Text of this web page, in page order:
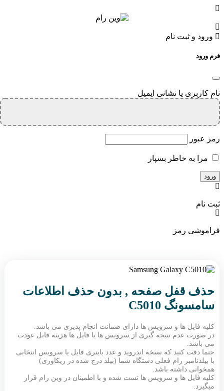
ورود و ثبت نام
فرم ورود
نام کاربری یا نشانی ایمیل
رمز عبور
مرا به خاطر بسپار
ثبت نام
فراموشی رمز
حذف قفل صفحه , بدون حذف اطلاعات
سامسونگ C5010
کلیه فایل ها و سرویس ها دارای ضمانت انجام پذیری می باشد.
در صورت عدم نتیجه گیری از سرویس ها یا فایل ها هزینه قابل عودت
می باشد.
حتما دقت کنید که نسخه اندروید و عدد باینری فایل یا سرویس انتخابی
با بیلدنامبر رام فعلی دستگاه شما (بیلد درج شده در ریکاوری)
همخوانی داشته باشد.
کلیه فایل ها و سرویس ها تست شده و با اطمینان در وین رام قرار
میگیرد.